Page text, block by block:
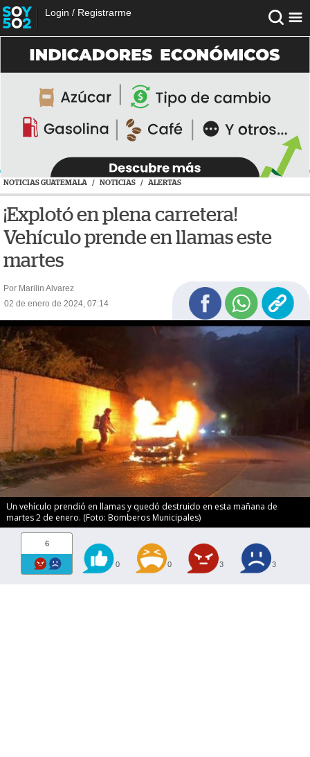
Login / Registrarme
NOTICIAS GUATEMALA / NOTICIAS / ALERTAS
¡Explotó en plena carretera!
Vehículo prende en llamas este
martes
Por Marilin Alvarez
02 de enero de 2024, 07:14
Un vehículo prendió en llamas y quedó destruido en esta mañana de
martes 2 de enero. (Foto: Bomberos Municipales)
6
0 0 3 3